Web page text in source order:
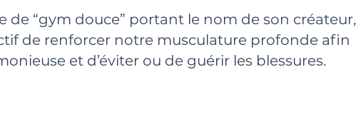
de “gym douce” portant le nom de son créateur,
de renforcer notre musculature profonde afin
et d’éviter ou de guérir les blessures.